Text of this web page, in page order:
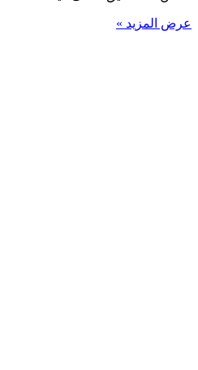
عرض المزيد »